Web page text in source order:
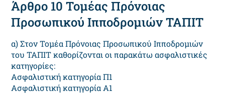
Άρθρο 10 Τομέας Πρόνοιας
Προσωπικού Ιπποδρομιών ΤΑΠΙΤ
α) Στον Τομέα Πρόνοιας Προσωπικού Ιπποδρομιών
του ΤΑΠΙΤ καθορίζονται οι παρακάτω ασφαλιστικές
κατηγορίες:
Ασφαλιστική κατηγορία Π1
Ασφαλιστική κατηγορία Α1